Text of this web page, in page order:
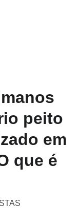
peito
em
que é